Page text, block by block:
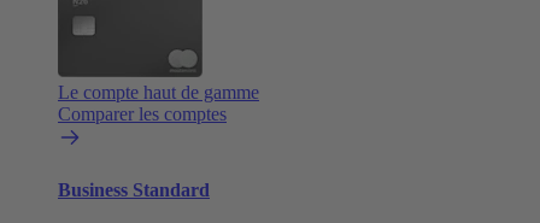
Le compte haut de gamme
Comparer les comptes
Business Standard